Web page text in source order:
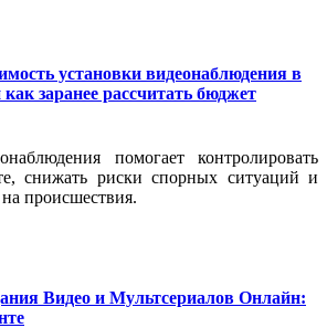
установки видеонаблюдения в
заранее рассчитать бюджет
помогает контролировать
снижать риски спорных ситуаций и
происшествия.
Видео и Мультсериалов Онлайн: